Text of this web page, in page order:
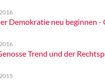
Demokratie neu beginnen
Trend und der